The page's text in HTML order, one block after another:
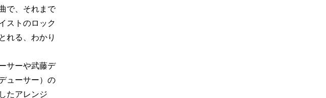
で、それまで
ストのロック
れる、わかり
サーや武藤デ
ューサー）の
たアレンジ